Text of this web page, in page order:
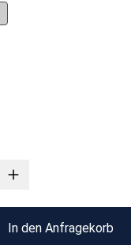
In den Anfragekorb